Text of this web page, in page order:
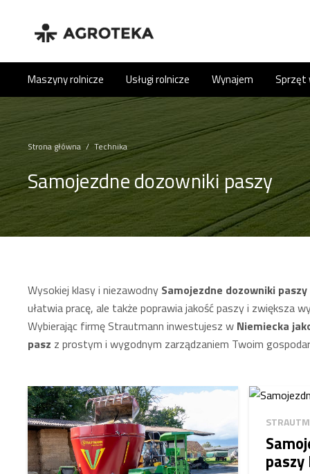
Maszyny rolnicze Usługi rolnicze Wynajem Sprzęt
Strona główna / Technika
Samojezdne dozowniki paszy
Wysokiej klasy i niezawodny Samojezdne dozowniki
ułatwia pracę, ale także poprawia jakość paszy i zwiększa
Wybierając firmę Strautmann inwestujesz w Niemiecka
pasz z prostym i wygodnym zarządzaniem Twoim
paszy